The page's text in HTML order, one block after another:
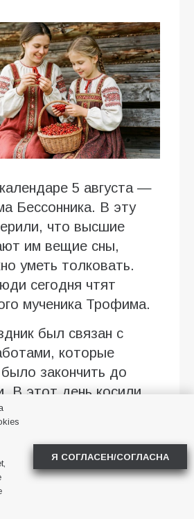
5 августа —
Бессонника. В эту
что высшие
им вещие сны,
уметь толковать.
сегодня чтят
мученика Трофима.
был связан с
которые
закончить до
В этот день косили,
хлеб. Крестьяне
утра до заката
забывая о сне. По
сохранилось много
«На Трофима
добра не видать»,
Я СОГЛАСЕН/СОГЛАСНА